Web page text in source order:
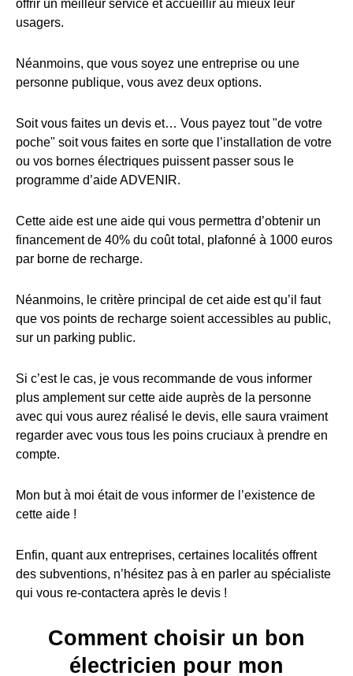
offrir un meilleur service et accueillir au mieux leur
usagers.
Néanmoins, que vous soyez une entreprise ou une
personne publique, vous avez deux options.
Soit vous faites un devis et… Vous payez tout "de votre
poche" soit vous faites en sorte que l’installation de votre
ou vos bornes électriques puissent passer sous le
programme d’aide ADVENIR.
Cette aide est une aide qui vous permettra d’obtenir un
financement de 40% du coût total, plafonné à 1000 euros
par borne de recharge.
Néanmoins, le critère principal de cet aide est qu’il faut
que vos points de recharge soient accessibles au public,
sur un parking public.
Si c’est le cas, je vous recommande de vous informer
plus amplement sur cette aide auprès de la personne
avec qui vous aurez réalisé le devis, elle saura vraiment
regarder avec vous tous les poins cruciaux à prendre en
compte.
Mon but à moi était de vous informer de l’existence de
cette aide !
Enfin, quant aux entreprises, certaines localités offrent
des subventions, n’hésitez pas à en parler au spécialiste
qui vous re-contactera après le devis !
Comment choisir un bon
électricien pour mon